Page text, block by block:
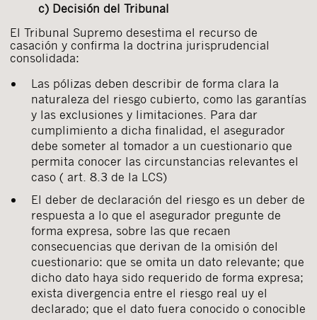
c) Decisión del Tribunal
El Tribunal Supremo desestima el recurso de
casación y confirma la doctrina jurisprudencial
consolidada:
Las pólizas deben describir de forma clara la
naturaleza del riesgo cubierto, como las garantías
y las exclusiones y limitaciones. Para dar
cumplimiento a dicha finalidad, el asegurador
debe someter al tomador a un cuestionario que
permita conocer las circunstancias relevantes el
caso ( art. 8.3 de la LCS)
El deber de declaración del riesgo es un deber de
respuesta a lo que el asegurador pregunte de
forma expresa, sobre las que recaen
consecuencias que derivan de la omisión del
cuestionario: que se omita un dato relevante; que
dicho dato haya sido requerido de forma expresa;
exista divergencia entre el riesgo real uy el
declarado; que el dato fuera conocido o conocible